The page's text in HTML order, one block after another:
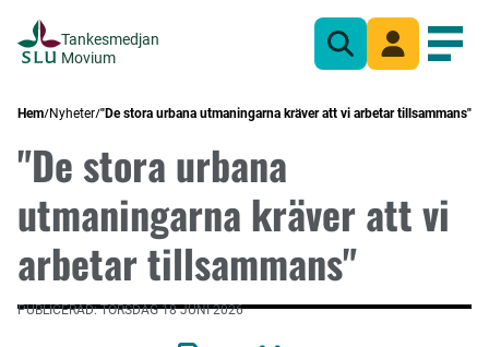
Tankesmedjan
Movium
Sök Mina sidor
Hem Nyheter "De stora urbana utmaningarna kräver att vi arbetar tillsammans"
"De stora urbana
utmaningarna kräver att vi
arbetar tillsammans"
PUBLICERAD: TORSDAG 18 JUNI 2026